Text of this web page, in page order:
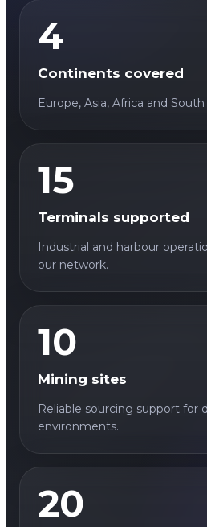
4
Continents covered
Europe, Asia, Africa and
15
Terminals supported
Industrial and harbour
our network.
10
Mining sites
Reliable sourcing support for
environments.
20